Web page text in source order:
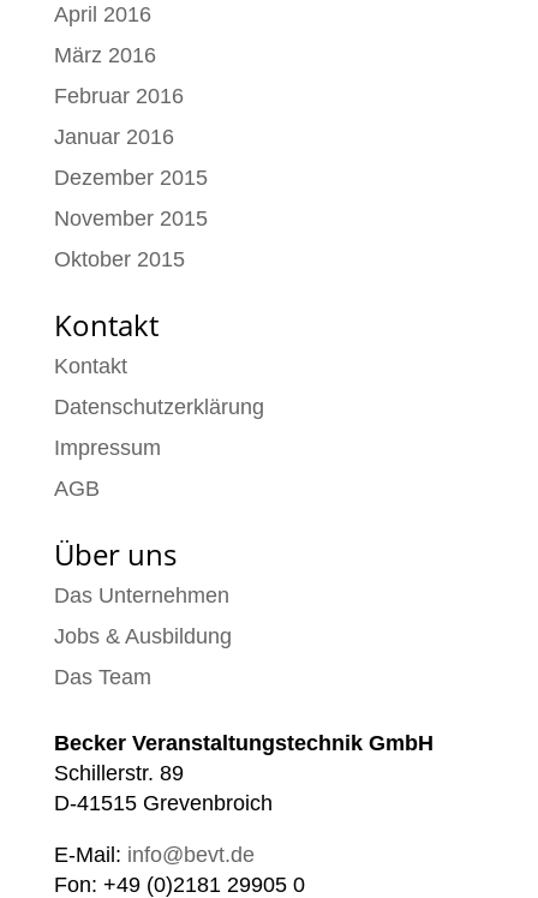
April 2016
März 2016
Februar 2016
Januar 2016
Dezember 2015
November 2015
Oktober 2015
Kontakt
Kontakt
Datenschutzerklärung
Impressum
AGB
Über uns
Das Unternehmen
Jobs & Ausbildung
Das Team
Becker Veranstaltungstechnik GmbH
Schillerstr. 89
D-41515 Grevenbroich
E-Mail: info@bevt.de
Fon: +49 (0)2181 29905 0